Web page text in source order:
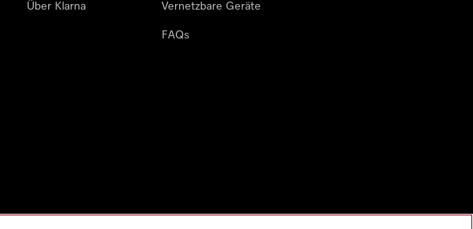
Über Klarna Vernetzbare Geräte
FAQs